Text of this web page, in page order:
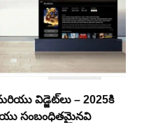
విడ్జెట్‌లు – 2025కి
సంబంధితమైనవి